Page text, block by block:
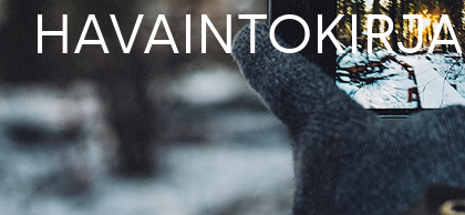
HAVAINTOKIRJA